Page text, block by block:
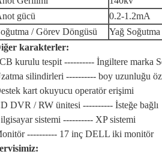
gücü
0.2-1.2mA
/ Görev Döngüsü
Yağ
karakterler:
kurulu tespit ---------- İngiltere marka
silindirleri ---------- boy uzunluğu
kart okuyucu operatör erişimi
DVR / RW ünitesi ---------- İsteğe bağlı
sistemi ---------- XP sistemi
---------- 17 inç DELL iki monitör